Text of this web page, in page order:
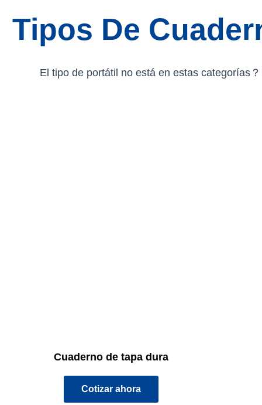
Tipos De
El tipo de portátil no está en estas categorías
Cuaderno de tapa dura
Cotizar ahora